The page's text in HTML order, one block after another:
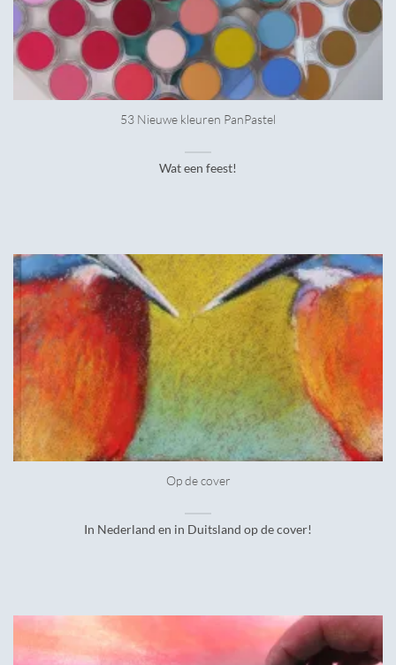
53 Nieuwe kleuren PanPastel
Wat een feest!
Op de cover
In Nederland en in Duitsland op de cover!